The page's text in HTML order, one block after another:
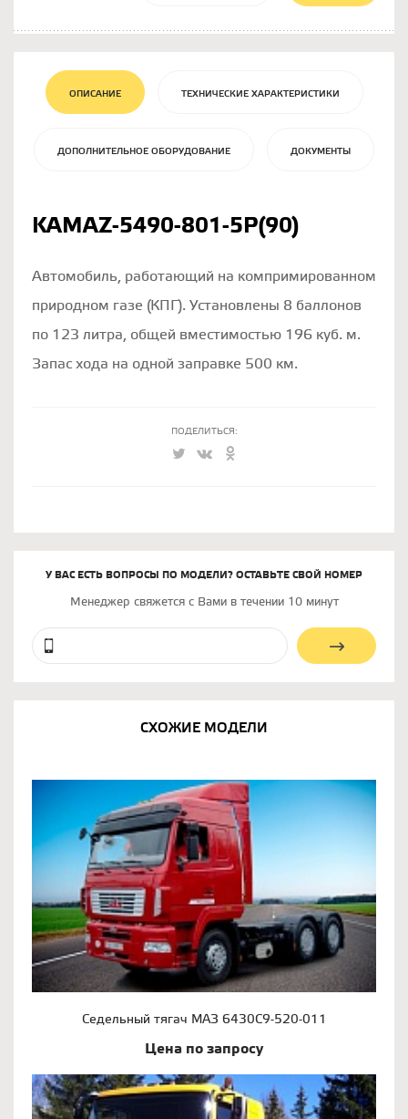
ОПИСАНИЕ ТЕХНИЧЕСКИЕ ХАРАКТЕРИСТИКИ
ДОПОЛНИТЕЛЬНОЕ ОБОРУДОВАНИЕ ДОКУМЕНТЫ
KAMAZ-5490-801-5Р(90)
Автомобиль, работающий на компримированном
природном газе (КПГ). Установлены 8 баллонов
по 123 литра, общей вместимостью 196 куб. м.
Запас хода на одной заправке 500 км.
ПОДЕЛИТЬСЯ:
У ВАС ЕСТЬ ВОПРОСЫ ПО МОДЕЛИ? ОСТАВЬТЕ СВОЙ НОМЕР
Менеджер свяжется с Вами в течении 10 минут
СХОЖИЕ МОДЕЛИ
Седельный тягач МАЗ 6430С9-520-011
Цена по запросу